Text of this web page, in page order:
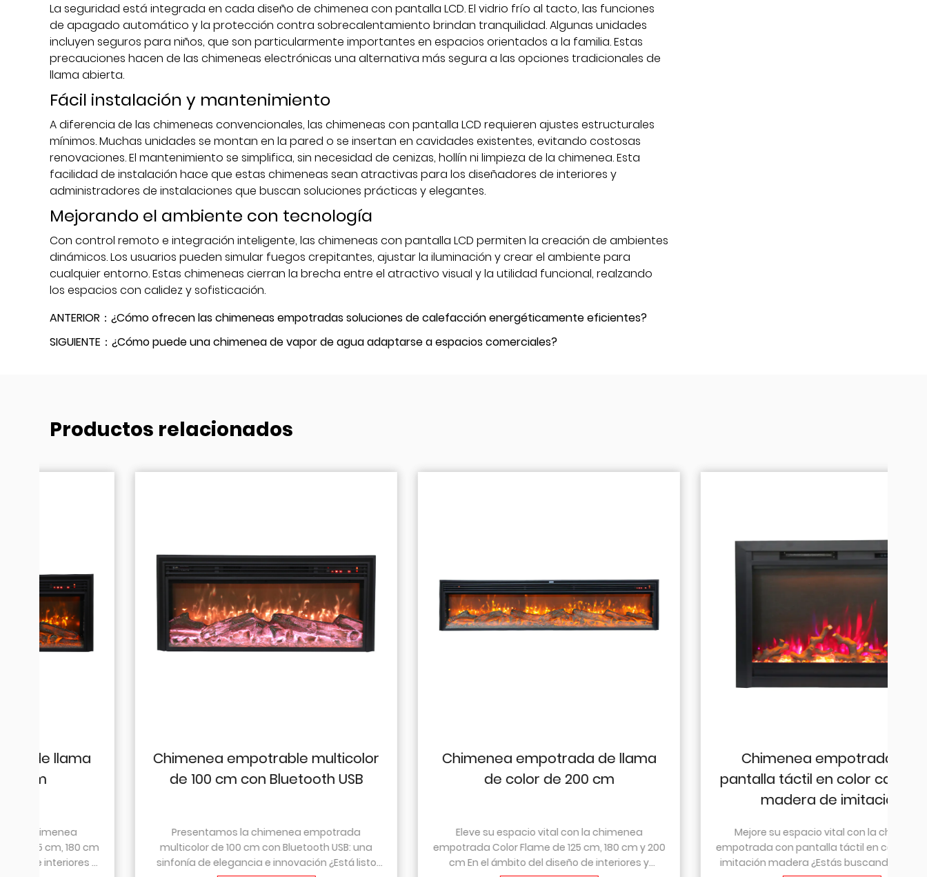
La seguridad está integrada en cada diseño de chimenea con pantalla LCD. El vidrio frío al tacto, las funciones
de apagado automático y la protección contra sobrecalentamiento brindan tranquilidad. Algunas unidades
incluyen seguros para niños, que son particularmente importantes en espacios orientados a la familia. Estas
precauciones hacen de las chimeneas electrónicas una alternativa más segura a las opciones tradicionales de
llama abierta.
Fácil instalación y mantenimiento
A diferencia de las chimeneas convencionales, las chimeneas con pantalla LCD requieren ajustes estructurales
mínimos. Muchas unidades se montan en la pared o se insertan en cavidades existentes, evitando costosas
renovaciones. El mantenimiento se simplifica, sin necesidad de cenizas, hollín ni limpieza de la chimenea. Esta
facilidad de instalación hace que estas chimeneas sean atractivas para los diseñadores de interiores y
administradores de instalaciones que buscan soluciones prácticas y elegantes.
Mejorando el ambiente con tecnología
Con control remoto e integración inteligente, las chimeneas con pantalla LCD permiten la creación de ambientes
dinámicos. Los usuarios pueden simular fuegos crepitantes, ajustar la iluminación y crear el ambiente para
cualquier entorno. Estas chimeneas cierran la brecha entre el atractivo visual y la utilidad funcional, realzando
los espacios con calidez y sofisticación.
ANTERIOR：¿Cómo ofrecen las chimeneas empotradas soluciones de calefacción energéticamente eficientes?
SIGUIENTE：¿Cómo puede una chimenea de vapor de agua adaptarse a espacios comerciales?
Productos relacionados
Chimenea empotrable multicolor
de 100 cm con Bluetooth USB
Presentamos la chimenea empotrada
multicolor de 100 cm con Bluetooth USB: una
sinfonía de elegancia e innovación ¿Está listo
Chimenea empotrada de llama
de color de 200 cm
Eleve su espacio vital con la chimenea
empotrada Color Flame de 125 cm, 180 cm y 200
cm En el ámbito del diseño de interiores y
Chimenea empotrada con
pantalla táctil en color carbono y
madera de imitación
Mejore su espacio vital con la chimenea
empotrada con pantalla táctil en color carbono
imitación madera ¿Estás buscando añadir un